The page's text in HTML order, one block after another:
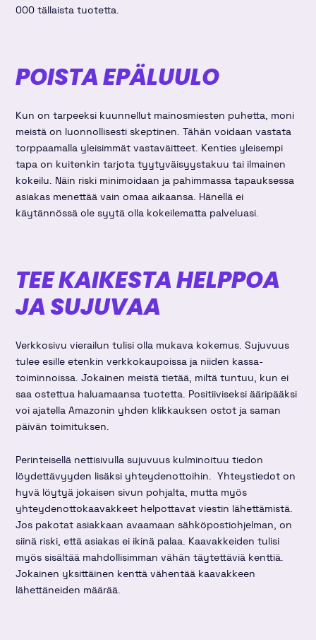
000 tällaista tuotetta.
POISTA EPÄLUULO
Kun on tarpeeksi kuunnellut mainosmiesten puhetta, moni
meistä on luonnollisesti skeptinen. Tähän voidaan vastata
torppaamalla yleisimmät vastaväitteet. Kenties yleisempi
tapa on kuitenkin tarjota tyytyväisyystakuu tai ilmainen
kokeilu. Näin riski minimoidaan ja pahimmassa tapauksessa
asiakas menettää vain omaa aikaansa. Hänellä ei
käytännössä ole syytä olla kokeilematta palveluasi.
TEE KAIKESTA HELPPOA
JA SUJUVAA
Verkkosivu vierailun tulisi olla mukava kokemus. Sujuvuus
tulee esille etenkin verkkokaupoissa ja niiden kassa-
toiminnoissa. Jokainen meistä tietää, miltä tuntuu, kun ei
saa ostettua haluamaansa tuotetta. Positiiviseksi ääripääksi
voi ajatella Amazonin yhden klikkauksen ostot ja saman
päivän toimituksen.
Perinteisellä nettisivulla sujuvuus kulminoituu tiedon
löydettävyyden lisäksi yhteydenottoihin. Yhteystiedot on
hyvä löytyä jokaisen sivun pohjalta, mutta myös
yhteydenottokaavakkeet helpottavat viestin lähettämistä.
Jos pakotat asiakkaan avaamaan sähköpostiohjelman, on
siinä riski, että asiakas ei ikinä palaa. Kaavakkeiden tulisi
myös sisältää mahdollisimman vähän täytettäviä kenttiä.
Jokainen yksittäinen kenttä vähentää kaavakkeen
lähettäneiden määrää.